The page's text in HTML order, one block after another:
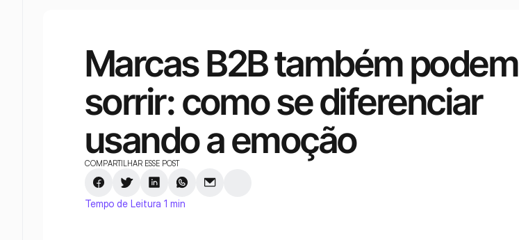
Marcas B2B também podem
sorrir: como se diferenciar
usando a emoção
COMPARTILHAR ESSE POST
Tempo de Leitura 1 min